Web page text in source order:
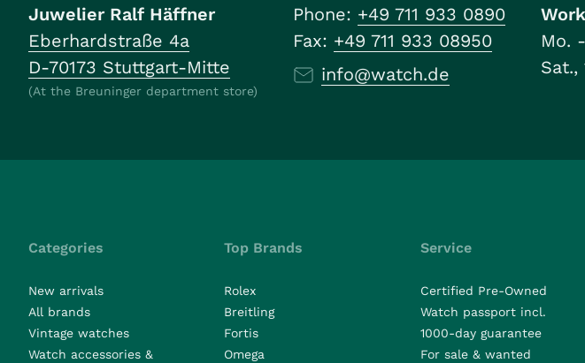
Juwelier Ralf Häffner
Eberhardstraße 4a
D-70173 Stuttgart-Mitte
(At the Breuninger department store)
Phone: +49 711 933 0890
Fax: +49 711 933 08950
info@watch.de
Mo.
Sat.,
Categories
New arrivals
All brands
Vintage watches
Watch accessories &
Top Brands
Rolex
Breitling
Fortis
Omega
Service
Certified Pre-Owned
Watch passport incl.
1000-day guarantee
For sale & wanted